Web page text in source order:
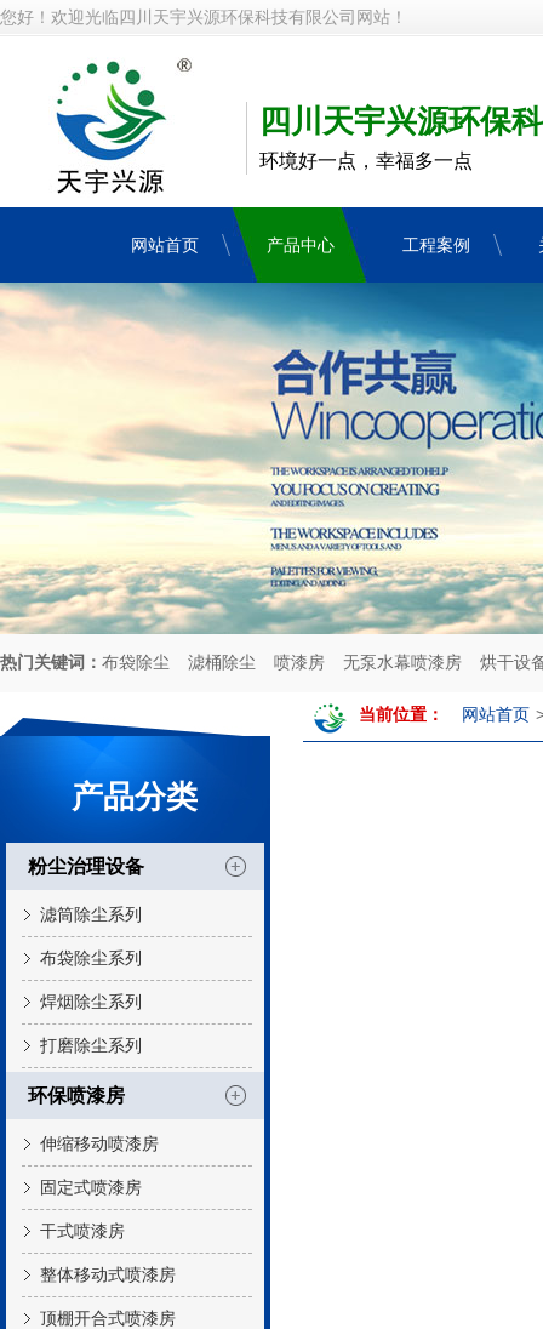
您好！欢迎光临四川天宇兴源环保科技有限公司网站！
四川天宇兴源环保
环境好一点，幸福多一点
网站首页 产品中心 工程案例
热门关键词： 布袋除尘 滤桶除尘 喷漆房 无泵水幕喷漆房 烘干设
产品分类
粉尘治理设备
滤筒除尘系列
布袋除尘系列
焊烟除尘系列
打磨除尘系列
环保喷漆房
伸缩移动喷漆房
固定式喷漆房
干式喷漆房
整体移动式喷漆房
顶棚开合式喷漆房
当前位置： 网站首页